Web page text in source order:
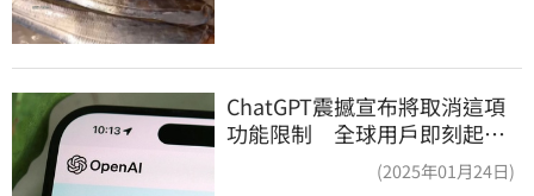
ChatGPT震撼宣布將取消這項
功能限制 全球用戶即刻起
(2025年01月24日)